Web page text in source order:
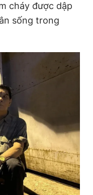
quảng cáo
404
cháy được dập
sống trong